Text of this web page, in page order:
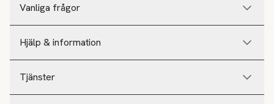
Vanliga frågor
Hjälp & information
Tjänster